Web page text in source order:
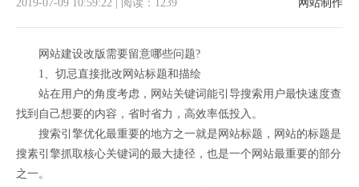
网站制作
2019-07-09 10:59:22 阅读：1239
网站建设改版需要留意哪些问题?
1、切忌直接批改网站标题和描绘
站在用户的角度考虑，网站关键词能引导搜索用户最快速度查
找到自己想要的内容，省时省力，高效率低投入。
搜索引擎优化最重要的地方之一就是网站标题，网站的标题是
搜素引擎抓取核心关键词的最大捷径，也是一个网站最重要的部分
之一。